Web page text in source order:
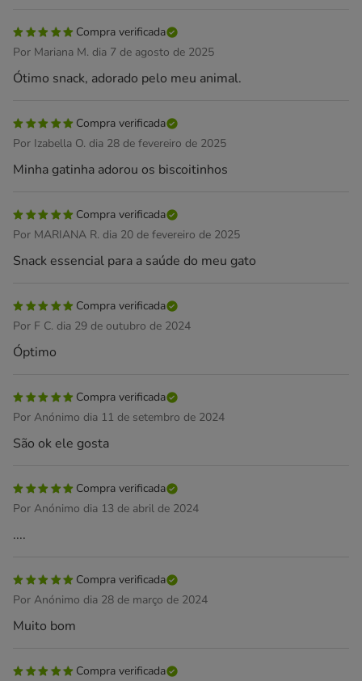
Compra verificada
Por Mariana M. dia 7 de agosto de 2025
Ótimo snack, adorado pelo meu animal.
Compra verificada
Por Izabella O. dia 28 de fevereiro de 2025
Minha gatinha adorou os biscoitinhos
Compra verificada
Por MARIANA R. dia 20 de fevereiro de 2025
Snack essencial para a saúde do meu gato
Compra verificada
Por F C. dia 29 de outubro de 2024
Óptimo
Compra verificada
Por Anónimo dia 11 de setembro de 2024
São ok ele gosta
Compra verificada
Por Anónimo dia 13 de abril de 2024
....
Compra verificada
Por Anónimo dia 28 de março de 2024
Muito bom
Compra verificada